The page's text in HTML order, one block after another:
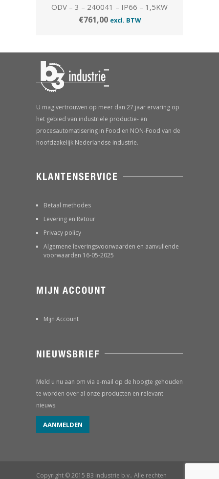
ODV – 3 – 240041 – IP66 – 1,5KW
€761,00 excl. BTW
U mag vertrouwen op meer dan 27 jaar ervaring op
het gebied van industriële productie- en
procesautomatisering in Food en NON-Food van de
hoofdzakelijk Nederlandse industrie.
KLANTENSERVICE
Betaal methodes
Levering en Retour
Privacy policy
Algemene leveringsvoorwaarden en aanvullende
voorwaarden 16-05-2025
MIJN ACCOUNT
Mijn Account
NIEUWSBRIEF
Meld u nu aan om via e-mail op de hoogte gehouden
te worden over al onze producten en relevant
nieuws.
AANMELDEN
Copyright © 2015 B3 industrie b.v.. Alle rechten